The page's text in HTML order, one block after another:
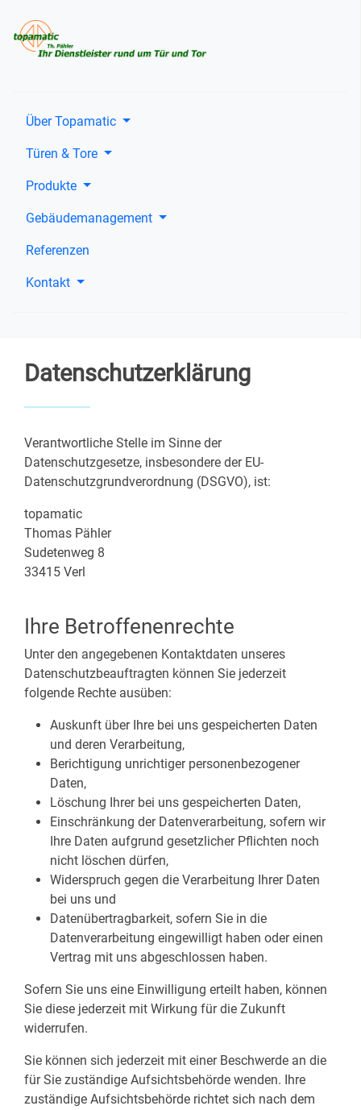
Über Topamatic
Türen & Tore
Produkte
Gebäudemanagement
Referenzen
Kontakt
Datenschutzerklärung
Verantwortliche Stelle im Sinne der
Datenschutzgesetze, insbesondere der EU-
Datenschutzgrundverordnung (DSGVO), ist:
topamatic
Thomas Pähler
Sudetenweg 8
33415 Verl
Ihre Betroffenenrechte
Unter den angegebenen Kontaktdaten unseres
Datenschutzbeauftragten können Sie jederzeit
folgende Rechte ausüben:
Auskunft über Ihre bei uns gespeicherten Daten
und deren Verarbeitung,
Berichtigung unrichtiger personenbezogener
Daten,
Löschung Ihrer bei uns gespeicherten Daten,
Einschränkung der Datenverarbeitung, sofern wir
Ihre Daten aufgrund gesetzlicher Pflichten noch
nicht löschen dürfen,
Widerspruch gegen die Verarbeitung Ihrer Daten
bei uns und
Datenübertragbarkeit, sofern Sie in die
Datenverarbeitung eingewilligt haben oder einen
Vertrag mit uns abgeschlossen haben.
Sofern Sie uns eine Einwilligung erteilt haben, können
Sie diese jederzeit mit Wirkung für die Zukunft
widerrufen.
Sie können sich jederzeit mit einer Beschwerde an die
für Sie zuständige Aufsichtsbehörde wenden. Ihre
zuständige Aufsichtsbehörde richtet sich nach dem